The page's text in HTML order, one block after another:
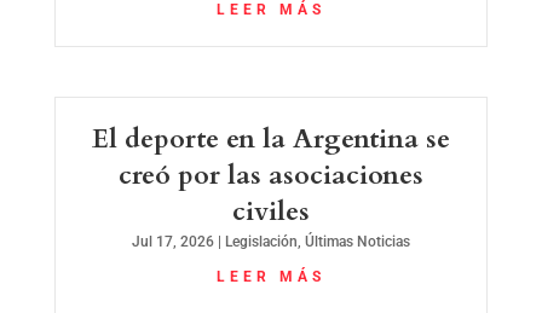
LEER MÁS
El deporte en la Argentina se
creó por las asociaciones
civiles
Jul 17, 2026| Legislación, Últimas Noticias
LEER MÁS